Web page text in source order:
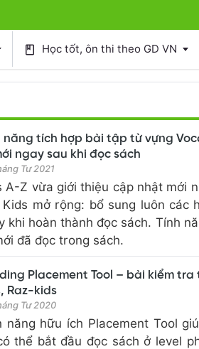
book Học tốt, ôn thi theo GD VN
năng tích hợp bài tập từ vựng
ngay sau khi đọc sách
Tư 2021
A-Z vừa giới thiệu cập nhật mới
Kids mở rộng: bổ sung luôn
khi hoàn thành đọc sách. Tính
đã đọc trong sách.
Placement Tool – bài kiểm
Raz-kids
Tư 2020
năng hữu ích Placement Tool
thể bắt đầu đọc sách ở level